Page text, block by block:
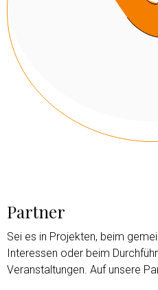
Partner
Sei es in Projekten, beim
Interessen oder beim
Veranstaltungen. Auf unsere